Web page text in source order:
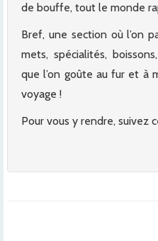
de bouffe, tout le monde
Bref, une section où l’on
mets, spécialités,
que l’on goûte au fur et à
voyage !
Pour vous y rendre, suivez